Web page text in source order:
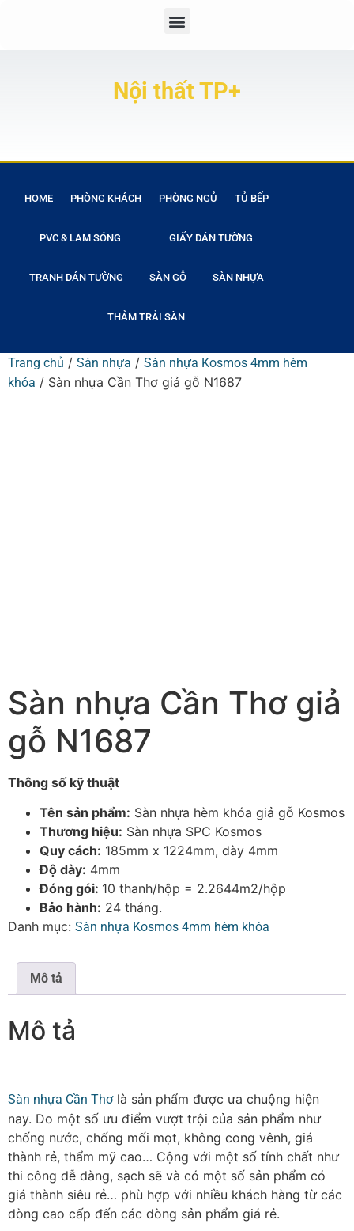
Nội thất TP+
HOME PHÒNG KHÁCH PHÒNG NGỦ TỦ BẾP
PVC & LAM SÓNG GIẤY DÁN TƯỜNG
TRANH DÁN TƯỜNG SÀN GỖ SÀN NHỰA
THẢM TRẢI SÀN
Trang chủ / Sàn nhựa / Sàn nhựa Kosmos 4mm hèm
khóa / Sàn nhựa Cần Thơ giả gỗ N1687
Sàn nhựa Cần Thơ giả
gỗ N1687
Thông số kỹ thuật
Tên sản phẩm: Sàn nhựa hèm khóa giả gỗ Kosmos
Thương hiệu: Sàn nhựa SPC Kosmos
Quy cách: 185mm x 1224mm, dày 4mm
Độ dày: 4mm
Đóng gói: 10 thanh/hộp = 2.2644m2/hộp
Bảo hành: 24 tháng.
Danh mục: Sàn nhựa Kosmos 4mm hèm khóa
Mô tả
Mô tả
Sàn nhựa Cần Thơlà sản phẩm được ưa chuộng hiện
nay. Do một số ưu điểm vượt trội của sản phẩm như
chống nước, chống mối mọt, không cong vênh, giá
thành rẻ, thẩm mỹ cao… Cộng với một số tính chất như
thi công dễ dàng, sạch sẽ và có một số sản phẩm có
giá thành siêu rẻ… phù hợp với nhiều khách hàng từ các
dòng cao cấp đến các dòng sản phẩm giá rẻ.